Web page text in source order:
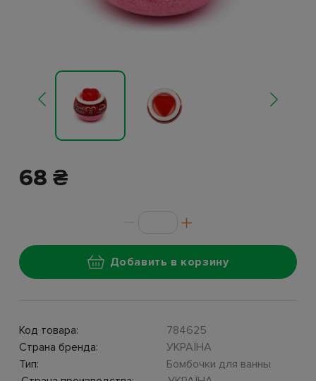
68 ₴
Добавить в корзину
Код товара:
784625
Страна бренда:
УКРАЇНА
Тип:
Бомбочки для ванны